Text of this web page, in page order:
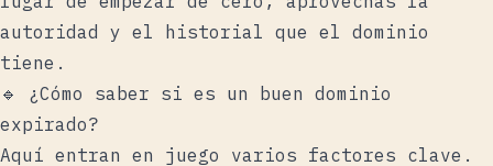
autoridad y el historial que el dominio
tiene.
🔹 ¿Cómo saber si es un buen dominio
expirado?
Aquí entran en juego varios factores clave.